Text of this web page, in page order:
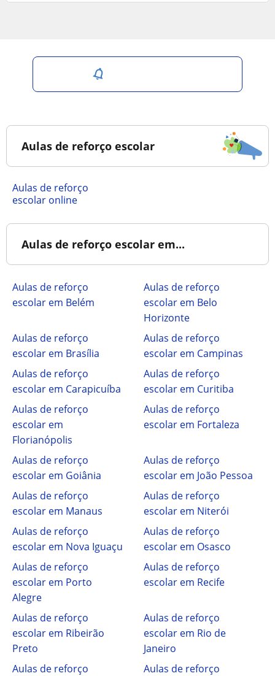
Aulas de reforço escolar
Aulas de reforço
escolar online
Aulas de reforço escolar em...
Aulas de reforço
escolar em Belém
Aulas de reforço
escolar em Belo
Horizonte
Aulas de reforço
escolar em Brasília
Aulas de reforço
escolar em Campinas
Aulas de reforço
escolar em Carapicuíba
Aulas de reforço
escolar em Curitiba
Aulas de reforço
escolar em
Florianópolis
Aulas de reforço
escolar em Fortaleza
Aulas de reforço
escolar em Goiânia
Aulas de reforço
escolar em João Pessoa
Aulas de reforço
escolar em Manaus
Aulas de reforço
escolar em Niterói
Aulas de reforço
escolar em Nova Iguaçu
Aulas de reforço
escolar em Osasco
Aulas de reforço
escolar em Porto
Alegre
Aulas de reforço
escolar em Recife
Aulas de reforço
escolar em Ribeirão
Preto
Aulas de reforço
escolar em Rio de
Janeiro
Aulas de reforço
Aulas de reforço